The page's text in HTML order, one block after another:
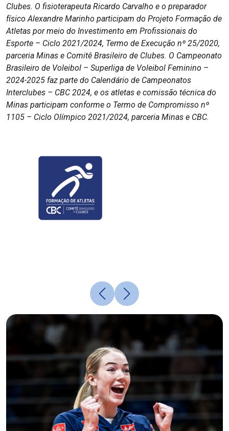
Clubes. O fisioterapeuta Ricardo Carvalho e o preparador
físico Alexandre Marinho participam do Projeto Formação de
Atletas por meio do Investimento em Profissionais do
Esporte – Ciclo 2021/2024, Termo de Execução nº 25/2020,
parceria Minas e Comitê Brasileiro de Clubes. O Campeonato
Brasileiro de Voleibol – Superliga de Voleibol Feminino –
2024-2025 faz parte do Calendário de Campeonatos
Interclubes – CBC 2024, e os atletas e comissão técnica do
Minas participam conforme o Termo de Compromisso nº
1105 – Ciclo Olímpico 2021/2024, parceria Minas e CBC.